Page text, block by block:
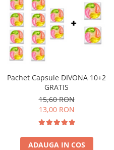
Pachet Capsule DIVONA 10+2
GRATIS
15,60 RON
13,00 RON
ADAUGA IN COS